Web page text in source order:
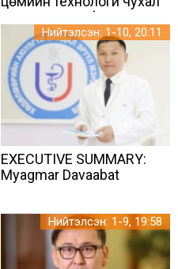
үүрэг гүйцэтгэж байна
EXECUTIVE SUMMARY:
Myagmar Davaabat
Нийтэлсэн: 1-10, 20:11
Нийтэлсэн: 1-9, 19:58